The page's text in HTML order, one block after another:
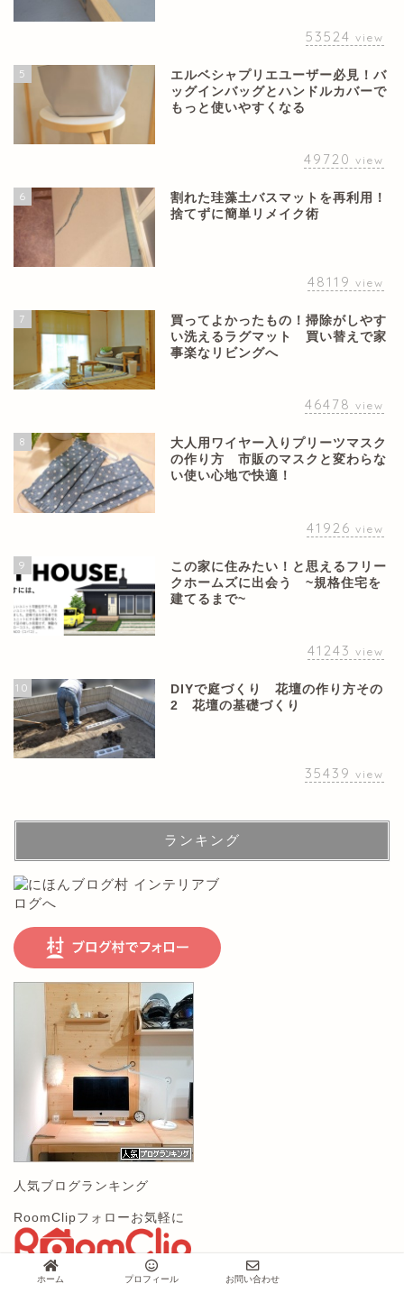
53524 view
5
エルベシャプリエユーザー必見！バ
ッグインバッグとハンドルカバーで
もっと使いやすくなる
49720 view
6
割れた珪藻土バスマットを再利用！
捨てずに簡単リメイク術
48119 view
7
買ってよかったもの！掃除がしやす
い洗えるラグマット 買い替えで家
事楽なリビングへ
46478 view
8
大人用ワイヤー入りプリーツマスク
の作り方 市販のマスクと変わらな
い使い心地で快適！
41926 view
9
この家に住みたい！と思えるフリー
クホームズに出会う ~規格住宅を
建てるまで~
41243 view
10
DIYで庭づくり 花壇の作り方その
2 花壇の基礎づくり
35439 view
ランキング
人気ブログランキング
RoomClipフォローお気軽に
ホーム プロフィール お問い合わせ